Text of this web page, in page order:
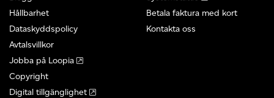
Hållbarhet
Dataskyddspolicy
Avtalsvillkor
Jobba på Loopia
Copyright
Digital tillgänglighet
Betala faktura med kort
Kontakta oss